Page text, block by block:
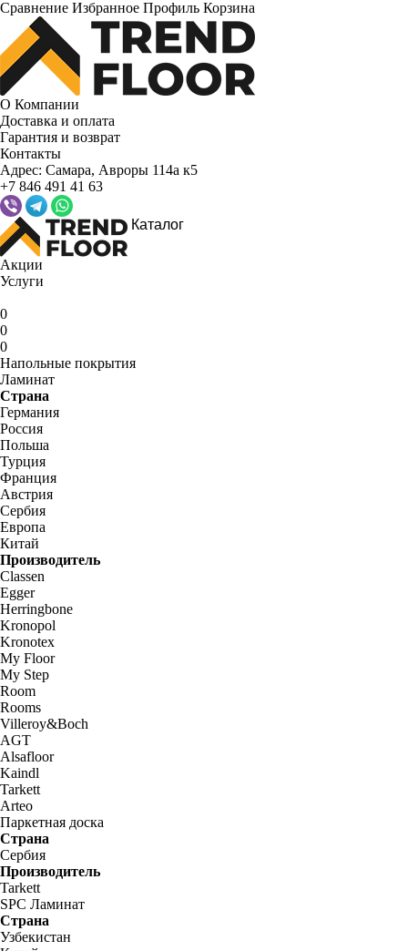
Сравнение Избранное Профиль Корзина
О Компании
Доставка и оплата
Гарантия и возврат
Контакты
Адрес: Самара, Авроры 114а к5
+7 846 491 41 63
Каталог
Акции
Услуги
0
0
0
Напольные покрытия
Ламинат
Страна
Германия
Россия
Польша
Турция
Франция
Австрия
Сербия
Европа
Китай
Производитель
Classen
Egger
Herringbone
Kronopol
Kronotex
My Floor
My Step
Room
Rooms
Villeroy&Boch
AGT
Alsafloor
Kaindl
Tarkett
Arteo
Паркетная доска
Страна
Сербия
Производитель
Tarkett
SPC Ламинат
Страна
Узбекистан